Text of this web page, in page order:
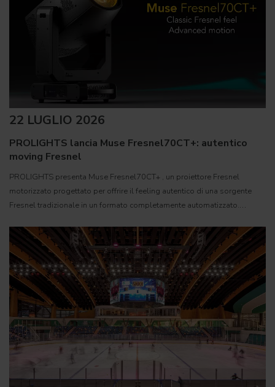
22 LUGLIO 2026
PROLIGHTS lancia Muse Fresnel70CT+: autentico
moving Fresnel
PROLIGHTS presenta Muse Fresnel70CT+ , un proiettore Fresnel
motorizzato progettato per offrire il feeling autentico di una sorgente
Fresnel tradizionale in un formato completamente automatizzato.